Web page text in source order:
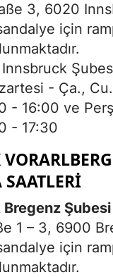
3, 6020
için
- Ça.,
- 16:00 ve
- 17:30
1 – 3, 6900
için